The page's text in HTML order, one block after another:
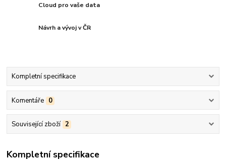
Cloud pro vaše data
Návrh a vývoj v ČR
Kompletní specifikace
Komentáře 0
Související zboží 2
Kompletní specifikace